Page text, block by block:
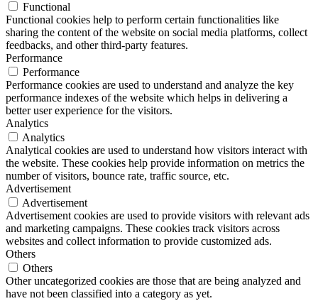
Functional
Functional cookies help to perform certain functionalities like
sharing the content of the website on social media platforms, collect
feedbacks, and other third-party features.
Performance
Performance
Performance cookies are used to understand and analyze the key
performance indexes of the website which helps in delivering a
better user experience for the visitors.
Analytics
Analytics
Analytical cookies are used to understand how visitors interact with
the website. These cookies help provide information on metrics the
number of visitors, bounce rate, traffic source, etc.
Advertisement
Advertisement
Advertisement cookies are used to provide visitors with relevant ads
and marketing campaigns. These cookies track visitors across
websites and collect information to provide customized ads.
Others
Others
Other uncategorized cookies are those that are being analyzed and
have not been classified into a category as yet.